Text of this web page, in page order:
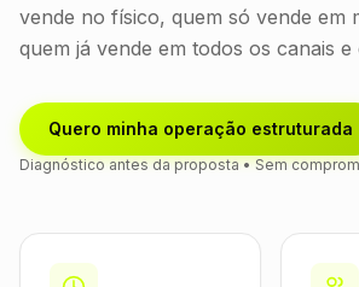
vende no físico, quem só vende em
quem já vende em todos os canais e
Quero minha operação estruturada
Diagnóstico antes da proposta • Sem